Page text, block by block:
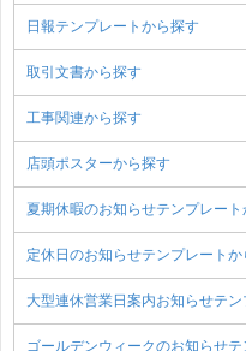
日報テンプレートから探す
取引文書から探す
工事関連から探す
店頭ポスターから探す
夏期休暇のお知らせテンプレート
定休日のお知らせテンプレートか
大型連休営業日案内お知らせテ
ゴールデンウィークのお知らせ